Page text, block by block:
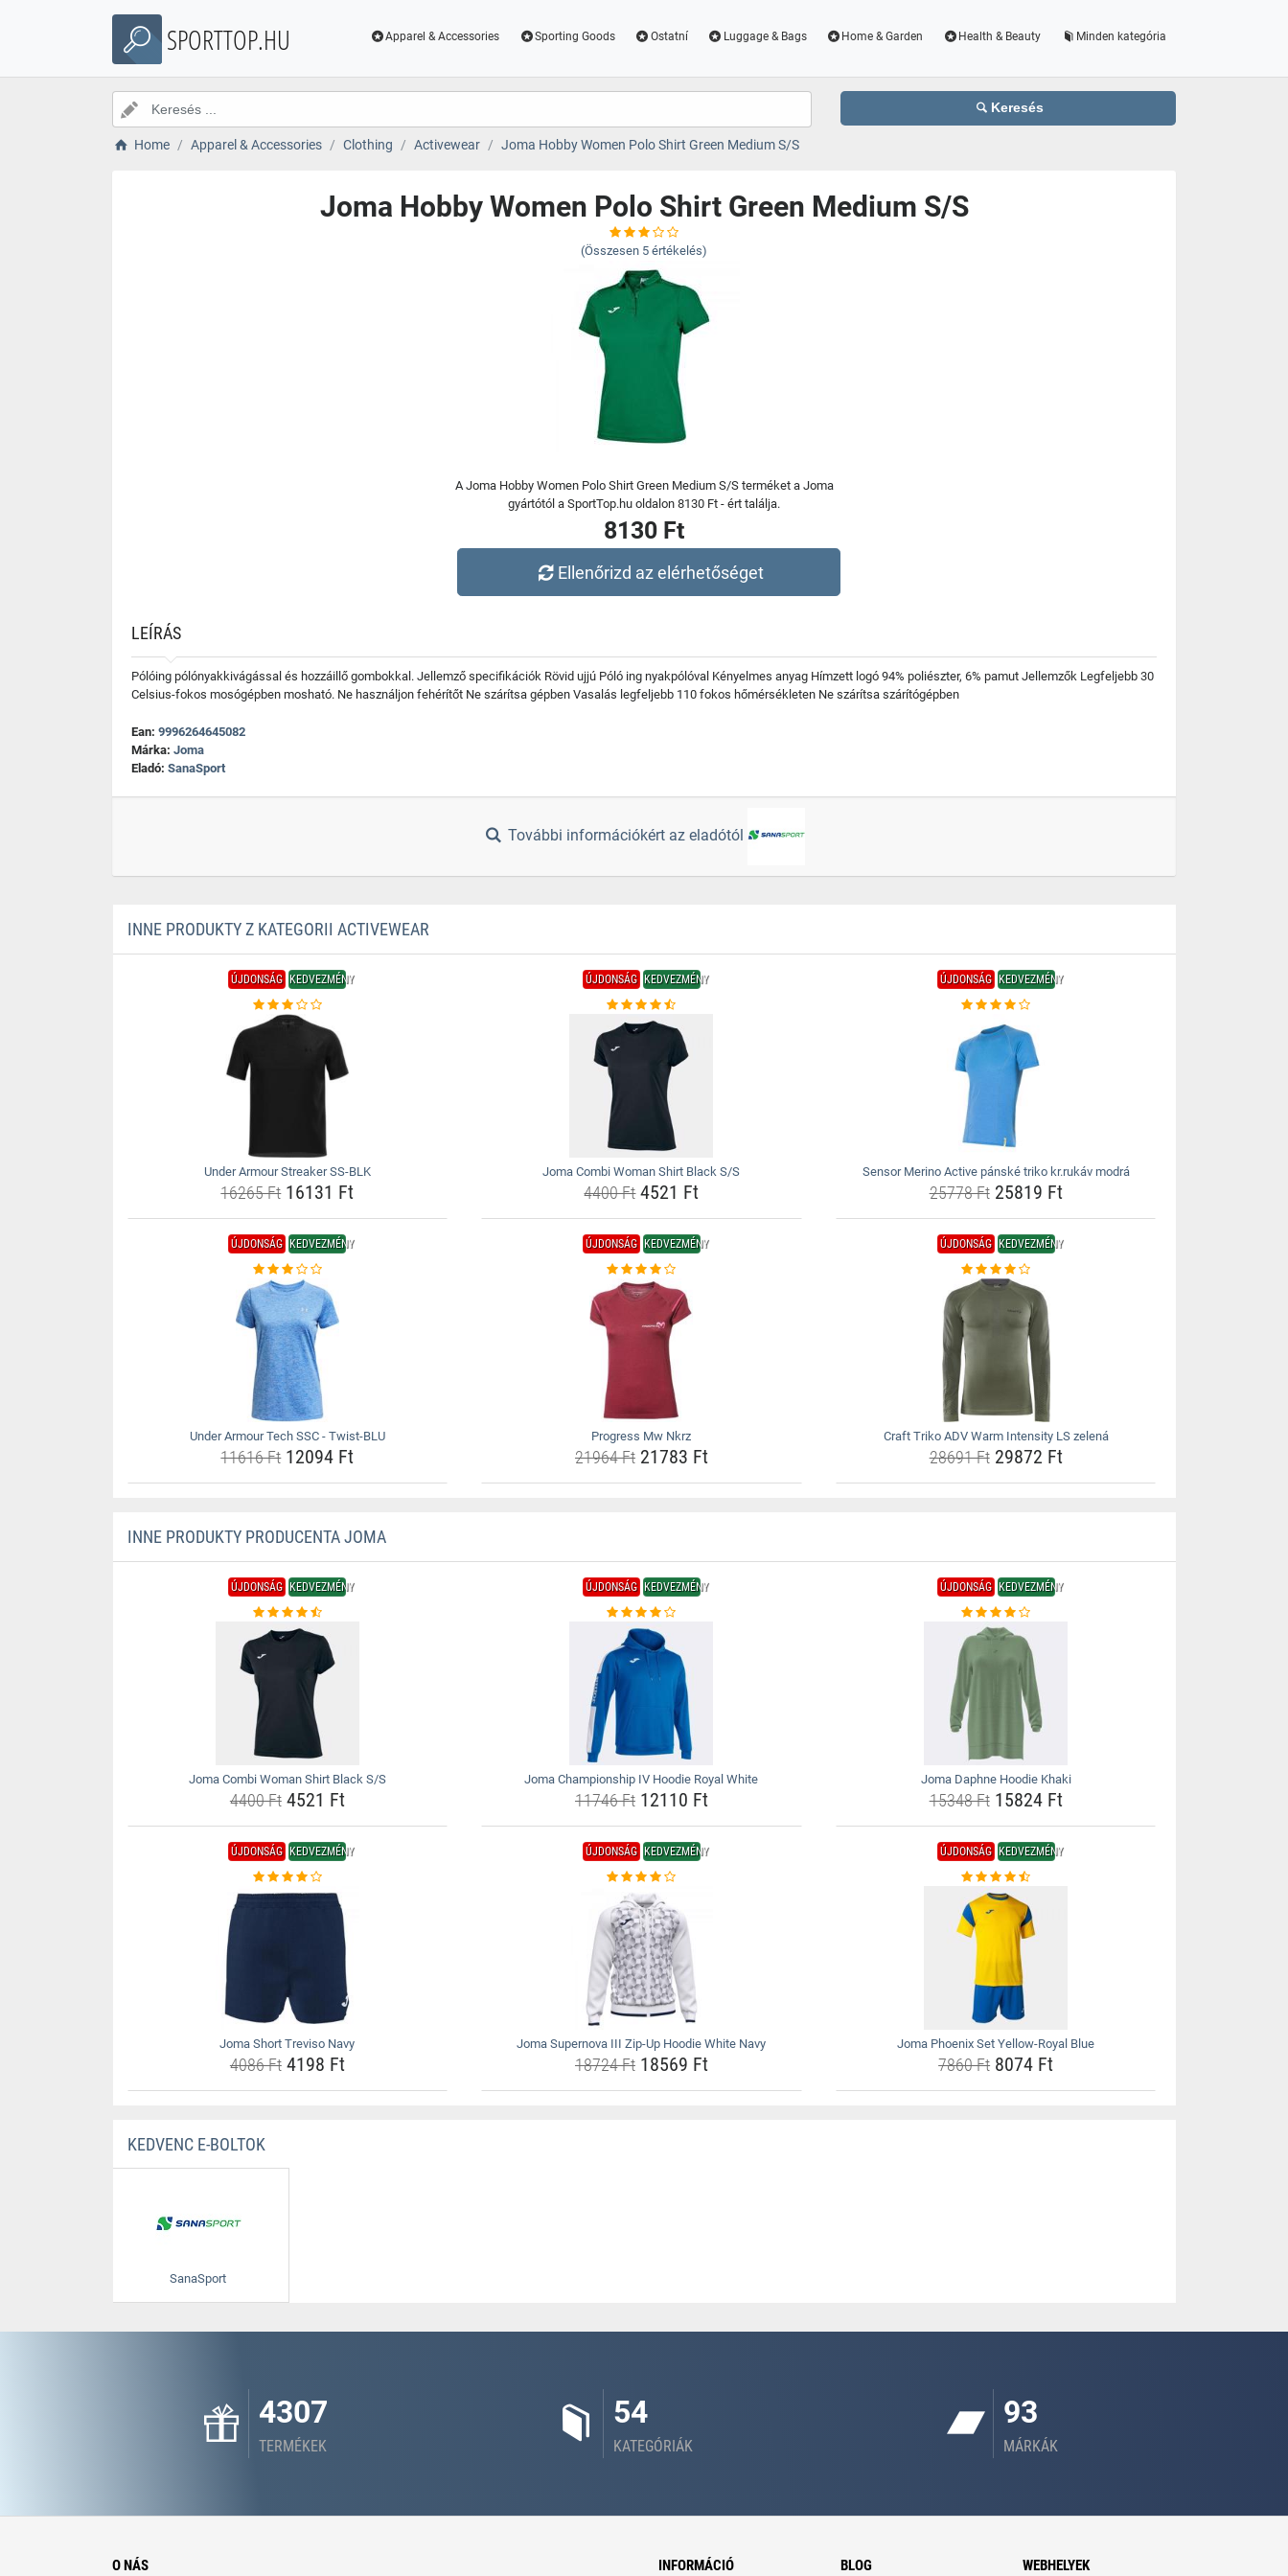
SPORTTOP.HU Apparel & Accessories Sporting Goods Ostatní Luggage & Bags Home & Garden Health & Beauty Minden kategória
Keresés
Home Apparel & Accessories Clothing Activewear Joma Hobby Women Polo Shirt Green Medium S/S
Joma Hobby Women Polo Shirt Green Medium S/S
(Összesen 5 értékelés)
A Joma Hobby Women Polo Shirt Green Medium S/S terméket a Joma
gyártótól a SportTop.hu oldalon 8130 Ft - ért találja.
8130 Ft
Ellenőrizd az elérhetőséget
LEÍRÁS
Pólóing pólónyakkivágással és hozzáillő gombokkal. Jellemző specifikációk Rövid ujjú Póló ing nyakpólóval Kényelmes anyag Hímzett logó 94% poliészter, 6% pamut Jellemzők Legfeljebb 30
Celsius-fokos mosógépben mosható. Ne használjon fehérítőt Ne szárítsa gépben Vasalás legfeljebb 110 fokos hőmérsékleten Ne szárítsa szárítógépben
Ean: 9996264645082
Márka: Joma
Eladó: SanaSport
További információkért az eladótól
INNE PRODUKTY Z KATEGORII ACTIVEWEAR
ÚJDONSÁG KEDVEZMÉNY
Under Armour Streaker SS-BLK
16265 Ft16131 Ft
ÚJDONSÁG KEDVEZMÉNY
Joma Combi Woman Shirt Black S/S
4400 Ft4521 Ft
ÚJDONSÁG KEDVEZMÉNY
Sensor Merino Active pánské triko kr.rukáv modrá
25778 Ft25819 Ft
ÚJDONSÁG KEDVEZMÉNY
Under Armour Tech SSC - Twist-BLU
11616 Ft12094 Ft
ÚJDONSÁG KEDVEZMÉNY
Progress Mw Nkrz
21964 Ft21783 Ft
ÚJDONSÁG KEDVEZMÉNY
Craft Triko ADV Warm Intensity LS zelená
28691 Ft29872 Ft
INNE PRODUKTY PRODUCENTA JOMA
ÚJDONSÁG KEDVEZMÉNY
Joma Combi Woman Shirt Black S/S
4400 Ft4521 Ft
ÚJDONSÁG KEDVEZMÉNY
Joma Championship IV Hoodie Royal White
11746 Ft12110 Ft
ÚJDONSÁG KEDVEZMÉNY
Joma Daphne Hoodie Khaki
15348 Ft15824 Ft
ÚJDONSÁG KEDVEZMÉNY
Joma Short Treviso Navy
4086 Ft4198 Ft
ÚJDONSÁG KEDVEZMÉNY
Joma Supernova III Zip-Up Hoodie White Navy
18724 Ft18569 Ft
ÚJDONSÁG KEDVEZMÉNY
Joma Phoenix Set Yellow-Royal Blue
7860 Ft 8074 Ft
KEDVENC E-BOLTOK
SanaSport
4307
TERMÉKEK
54
KATEGÓRIÁK
93
MÁRKÁK
O NÁS INFORMÁCIÓ BLOG WEBHELYEK